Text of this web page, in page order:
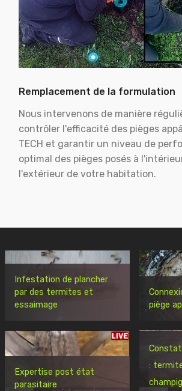
Remplacement de la formulation
Nous intervenons de manière
contrôler l'efficacité des pièges
TECH et garantir un niveau de
optimal des pièges posés à
l'extérieur de votre habitation.
Infestation de plancher
par des termites et
essaimage
piège
Expertise post état
parasitaire
: